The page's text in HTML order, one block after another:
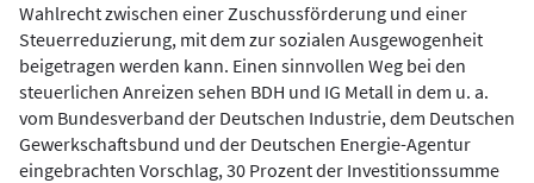
Wahlrecht zwischen einer Zuschussförderung und einer
Steuerreduzierung, mit dem zur sozialen Ausgewogenheit
beigetragen werden kann. Einen sinnvollen Weg bei den
steuerlichen Anreizen sehen BDH und IG Metall in dem u. a.
vom Bundesverband der Deutschen Industrie, dem Deutschen
Gewerkschaftsbund und der Deutschen Energie-Agentur
eingebrachten Vorschlag, 30 Prozent der Investitionssumme